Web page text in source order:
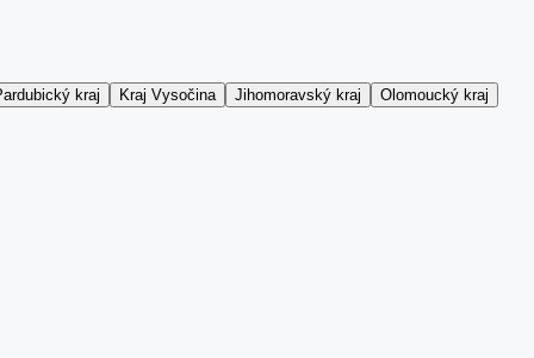
kraj Kraj Vysočina Jihomoravský kraj
Olomoucký kraj